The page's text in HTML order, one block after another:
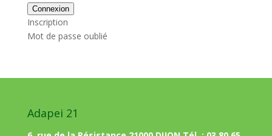
Connexion
Inscription
Mot de passe oublié
Adapei 21